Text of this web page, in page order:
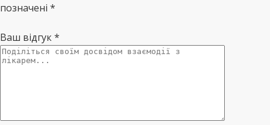
позначені *
Ваш відгук*